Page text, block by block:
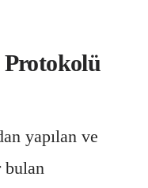
yapılan ve
bulan